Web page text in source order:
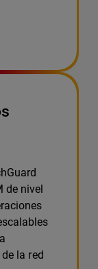
de nivel
la red